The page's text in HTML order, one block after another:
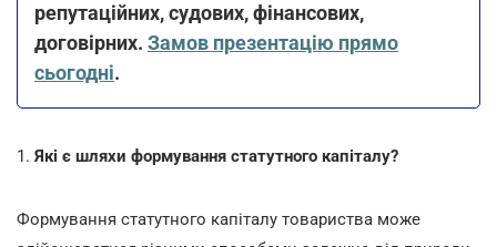
репутаційних, судових, фінансових,
договірних. Замов презентацію прямо
сьогодні.
1. Які є шляхи формування статутного капіталу?
Формування статутного капіталу товариства може